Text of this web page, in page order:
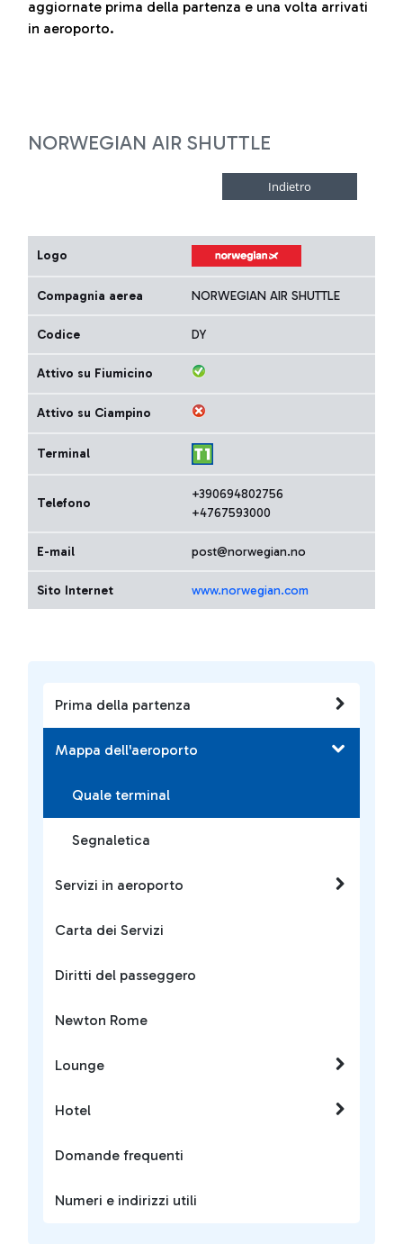
Prima della partenza
Mappa dell'aeroporto
Quale terminal
Segnaletica
Servizi in aeroporto
Carta dei Servizi
Diritti del passeggero
Newton Rome
Lounge
Hotel
Domande frequenti
Numeri e indirizzi utili
aggiornate prima della partenza e una volta arrivati
in aeroporto.
NORWEGIAN AIR SHUTTLE
Logo
Compagnia aerea NORWEGIAN AIR SHUTTLE
Codice DY
Attivo su Fiumicino
Attivo su Ciampino
Terminal
Telefono
+390694802756
+4767593000
E-mail post@norwegian.no
Sito Internet www.norwegian.com